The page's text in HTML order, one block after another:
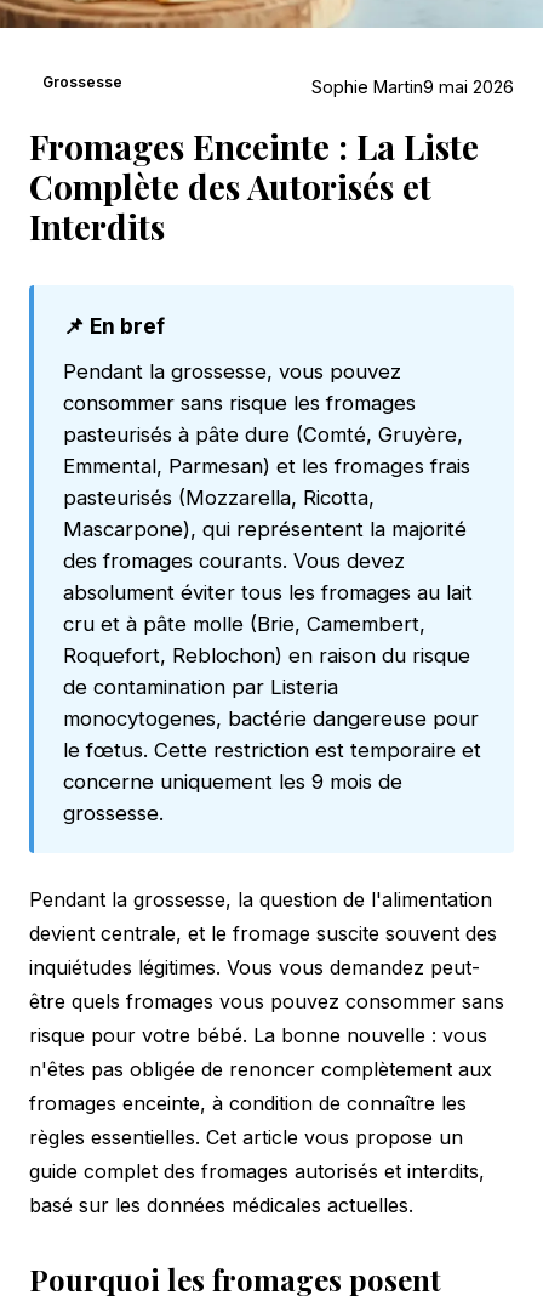
Grossesse Sophie Martin9 mai 2026
Fromages Enceinte : La Liste
Complète des Autorisés et
Interdits
📌 En bref
Pendant la grossesse, vous pouvez
consommer sans risque les fromages
pasteurisés à pâte dure (Comté, Gruyère,
Emmental, Parmesan) et les fromages frais
pasteurisés (Mozzarella, Ricotta,
Mascarpone), qui représentent la majorité
des fromages courants. Vous devez
absolument éviter tous les fromages au lait
cru et à pâte molle (Brie, Camembert,
Roquefort, Reblochon) en raison du risque
de contamination par Listeria
monocytogenes, bactérie dangereuse pour
le fœtus. Cette restriction est temporaire et
concerne uniquement les 9 mois de
grossesse.
Pendant la grossesse, la question de l'alimentation
devient centrale, et le fromage suscite souvent des
inquiétudes légitimes. Vous vous demandez peut-
être quels fromages vous pouvez consommer sans
risque pour votre bébé. La bonne nouvelle : vous
n'êtes pas obligée de renoncer complètement aux
fromages enceinte, à condition de connaître les
règles essentielles. Cet article vous propose un
guide complet des fromages autorisés et interdits,
basé sur les données médicales actuelles.
Pourquoi les fromages posent